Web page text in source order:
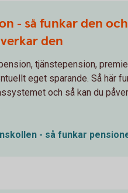
- så funkar den
den
tjänstepension,
eget sparande. Så här
och så kan du
- så funkar